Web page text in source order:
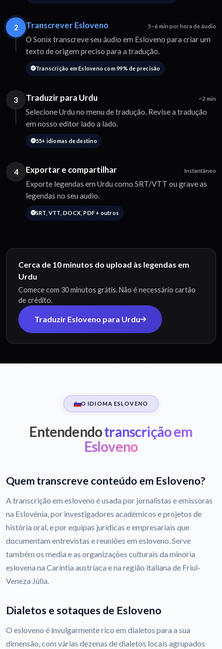
2 Transcrever Esloveno 5–6 min por hora de áudio
O Sonix transcreve seu áudio em Esloveno para criar um
texto de origem preciso para a tradução.
Transcrição em Esloveno com 99% de precisão
3 Traduzir para Urdu ~2 min
Selecione Urdu no menu de tradução. Revise a tradução
em nosso editor lado a lado.
55+ idiomas de destino
4 Exportar e compartilhar Instantâneo
Exporte legendas em Urdu como SRT/VTT ou grave as
legendas no seu audio.
SRT, VTT, DOCX, PDF + outros
Cerca de 10 minutos do upload às legendas em
Urdu
Comece com 30 minutos grátis. Não é necessário cartão
de crédito.
Traduzir Esloveno para Urdu
O IDIOMA ESLOVENO
Entendendotranscrição em
Esloveno
Quem transcreve conteúdo em Esloveno?
A transcrição em esloveno é usada por jornalistas e emissoras
na Eslovénia, por investigadores académicos e projetos de
história oral, e por equipas jurídicas e empresariais que
documentam entrevistas e reuniões em esloveno. Serve
também os media e as organizações culturais da minoria
eslovena na Caríntia austríaca e na região italiana de Friul-
Veneza Júlia.
Dialetos e sotaques de Esloveno
O esloveno é invulgarmente rico em dialetos para a sua
dimensão, com várias dezenas de dialetos locais agrupados